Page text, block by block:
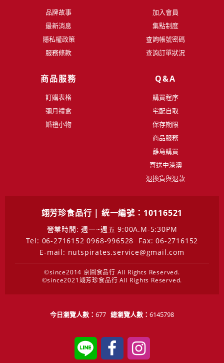
品牌故事
最新消息
隱私權政策
服務條款
加入會員
集點制度
查詢帳號密碼
查詢訂單狀況
商品服務
訂購表格
彌月禮盒
婚禮小物
Q&A
購買程序
宅配自取
保存期限
商品服務
離島購買
寄送中港澳
退換貨與退款
翊芳珍食品行 | 統一編號：10116521
營業時間: 週一~週五 9:00A.M-5:30PM
Tel: 06-2716152 0968-996528
Fax: 06-2716152
E-mail: nutspirates.service@gmail.com
©since2014 京圓食品行 All Rights Reserved.
©since2021翊芳珍食品行 All Rights Reserved.
今日瀏覽人數： 677 總瀏覽人數： 6145798